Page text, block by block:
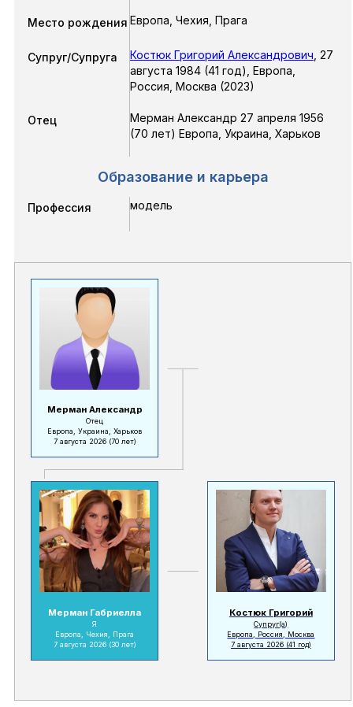
Место рождения Европа, Чехия, Прага
Супруг/Супруга Костюк Григорий Александрович 27
августа 1984 (41 год), Европа,
Россия, Москва (2023)
Отец
Мерман Александр 27 апреля 1956
(70 лет) Европа, Украина, Харьков
Образование и карьера
Профессия модель
Мерман Александр
Отец
Европа, Украина, Харьков
7 августа 2026 (70 лет)
Мерман Габриелла
Я
Европа, Чехия, Прага
7 августа 2026 (30 лет)
Костюк Григорий
Супруг(а)
Европа, Россия, Москва
7 августа 2026 (41 год)